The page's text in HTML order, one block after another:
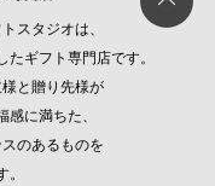
スタジオは、
ギフト専門店です。
と贈り先様が
に満ちた、
のあるものを